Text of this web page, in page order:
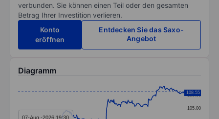
verbunden. Sie können einen Teil oder den gesamten
Betrag Ihrer Investition verlieren.
Konto
eröffnen
Entdecken Sie das Saxo-
Angebot
Diagramm
Line chart with 295 data points.
105.00
108.00
108.55
07-Aug.-2026 19:30